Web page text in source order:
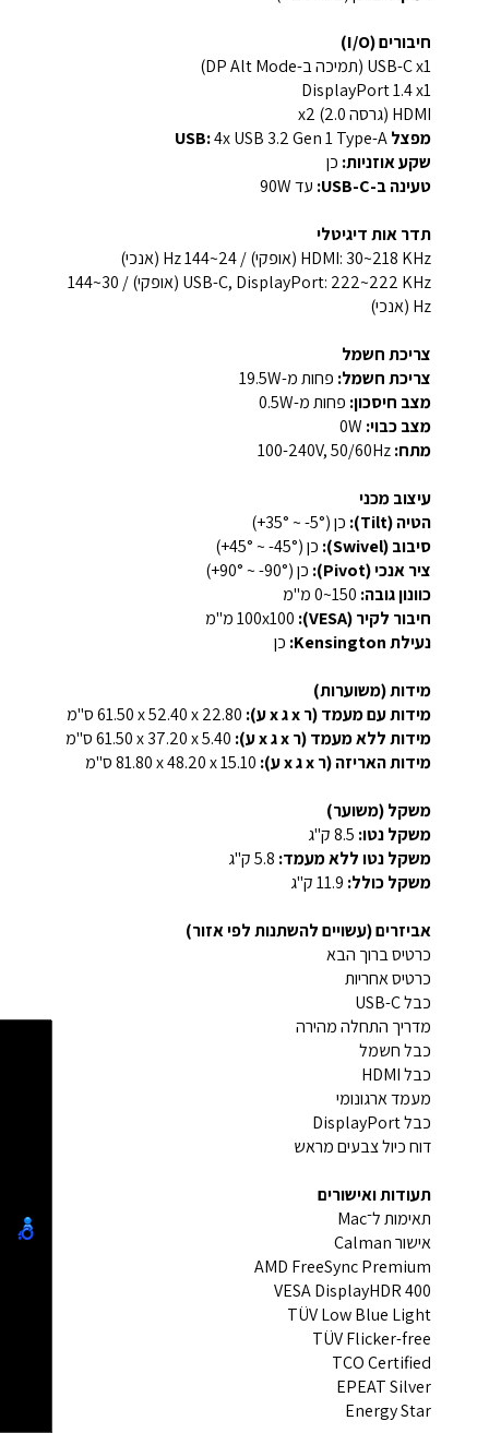
חיבורים (I/O)
USB-C x1 (תמיכה ב-DP Alt Mode)
DisplayPort 1.4 x1
HDMI (גרסה 2.0) x2
מפצל USB:‎4x USB 3.2 Gen 1 Type-A‎
שקע אוזניות: כן
טעינה ב-USB-C:
עד ‎90W‎
תדר אות דיגיטלי
HDMI: ‎30~218 KHz (אופקי) / 24~144 Hz (אנכי)‎
USB-C, DisplayPort: ‎222~222 KHz (אופקי) / 30~144
Hz (אנכי)‎
צריכת חשמל
צריכת חשמל: פחות מ-‎19.5W‎
מצב חיסכון: פחות מ-‎0.5W‎
מצב כבוי:
מתח:
עיצוב מכני
הטיה (Tilt):
כן ‎(+35° ~ -5°)‎
סיבוב (Swivel):
כן ‎(+45° ~ -45°)‎
ציר אנכי (Pivot):
כן ‎(+90° ~ -90°)‎
כוונון גובה:
חיבור לקיר (VESA):
נעילת Kensington:
כן
מידות (משוערות)
מידות עם מעמד (ר x ג x ע):
מידות ללא מעמד (ר x ג x ע):
מידות האריזה (ר x ג x ע):
משקל (משוער)
משקל נטו:
משקל נטו ללא מעמד:
משקל כולל:
אביזרים (עשויים להשתנות לפי אזור)
כרטיס ברוך הבא
כרטיס אחריות
כבל USB-C
מדריך התחלה מהירה
כבל חשמל
כבל HDMI
מעמד ארגונומי
כבל DisplayPort
דוח כיול צבעים מראש
תעודות ואישורים
תאימות ל־Mac
אישור Calman
AMD FreeSync Premium
VESA DisplayHDR 400
TÜV Low Blue Light
TÜV Flicker-free
TCO Certified
EPEAT Silver
Energy Star